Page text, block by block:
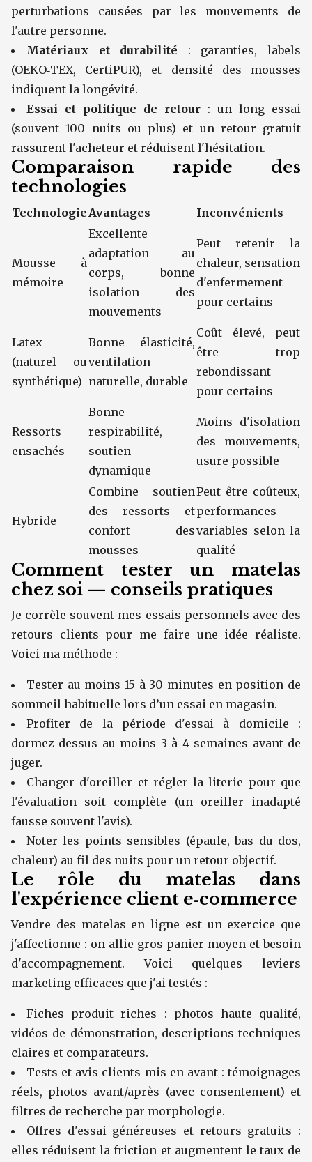
perturbations causées par les mouvements de
l'autre personne.
Matériaux et durabilité : garanties, labels
(OEKO‑TEX, CertiPUR), et densité des mousses
indiquent la longévité.
Essai et politique de retour : un long essai
(souvent 100 nuits ou plus) et un retour gratuit
rassurent l'acheteur et réduisent l'hésitation.
Comparaison rapide des
technologies
TechnologieAvantages Inconvénients
Mousse à
mémoire
Excellente
adaptation au
corps, bonne
isolation des
mouvements
Peut retenir la
chaleur, sensation
d'enfermement
pour certains
Latex
(naturel ou
synthétique)
Bonne élasticité,
ventilation
naturelle, durable
Coût élevé, peut
être trop
rebondissant
pour certains
Ressorts
ensachés
Bonne
respirabilité,
soutien
dynamique
Moins d'isolation
des mouvements,
usure possible
Hybride
Combine soutien
des ressorts et
confort des
mousses
Peut être coûteux,
performances
variables selon la
qualité
Comment tester un matelas
chez soi — conseils pratiques
Je corrèle souvent mes essais personnels avec des
retours clients pour me faire une idée réaliste.
Voici ma méthode :
Tester au moins 15 à 30 minutes en position de
sommeil habituelle lors d’un essai en magasin.
Profiter de la période d'essai à domicile :
dormez dessus au moins 3 à 4 semaines avant de
juger.
Changer d'oreiller et régler la literie pour que
l'évaluation soit complète (un oreiller inadapté
fausse souvent l'avis).
Noter les points sensibles (épaule, bas du dos,
chaleur) au fil des nuits pour un retour objectif.
Le rôle du matelas dans
l'expérience client e‑commerce
Vendre des matelas en ligne est un exercice que
j'affectionne : on allie gros panier moyen et besoin
d'accompagnement. Voici quelques leviers
marketing efficaces que j'ai testés :
Fiches produit riches : photos haute qualité,
vidéos de démonstration, descriptions techniques
claires et comparateurs.
Tests et avis clients mis en avant : témoignages
réels, photos avant/après (avec consentement) et
filtres de recherche par morphologie.
Offres d'essai généreuses et retours gratuits :
elles réduisent la friction et augmentent le taux de